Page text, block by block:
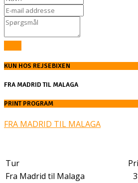
KUN HOS REJSEBIXEN
FRA MADRID TIL MALAGA
PRINT PROGRAM
FRA MADRID TIL MALAGA
Tur
Fra Madrid til Malaga